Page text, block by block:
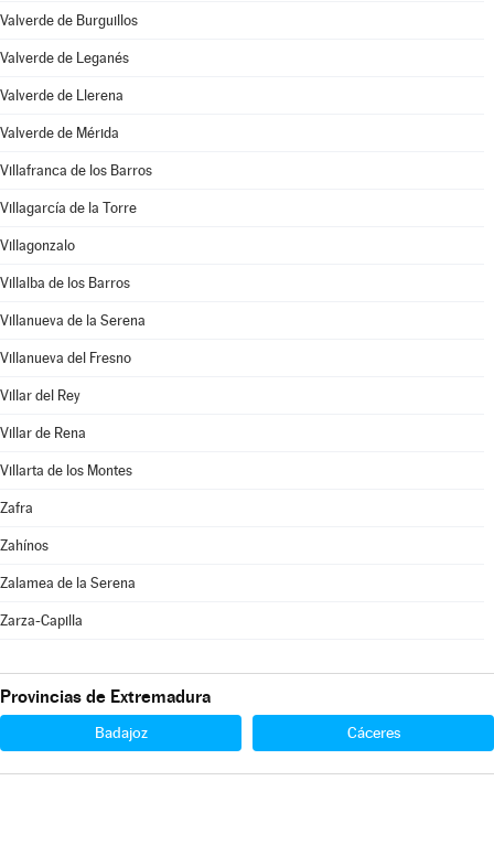
Valverde de Burguillos
Valverde de Leganés
Valverde de Llerena
Valverde de Mérida
Villafranca de los Barros
Villagarcía de la Torre
Villagonzalo
Villalba de los Barros
Villanueva de la Serena
Villanueva del Fresno
Villar del Rey
Villar de Rena
Villarta de los Montes
Zafra
Zahínos
Zalamea de la Serena
Zarza-Capilla
Provincias de Extremadura
Badajoz Cáceres